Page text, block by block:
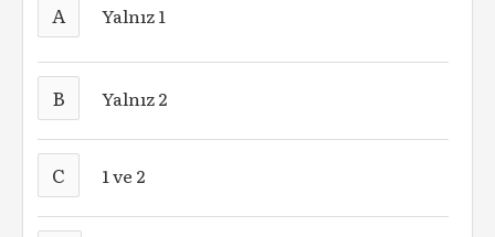
A Yalnız 1
B Yalnız 2
C 1 ve 2